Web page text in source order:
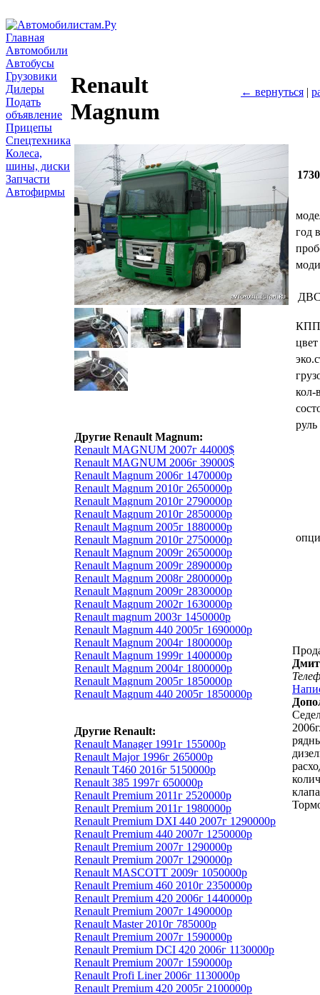
Главная
Автомобили
Автобусы
Грузовики
Дилеры
Подать
объявление
Прицепы
Спецтехника
Колеса,
шины, диски
Запчасти
Автофирмы
Renault
Magnum
← вернуться |
Другие Renault Magnum:
Renault MAGNUM 2007г 44000$
Renault MAGNUM 2006г 39000$
Renault Magnum 2006г 1470000р
Renault Magnum 2010г 2650000р
Renault Magnum 2010г 2790000р
Renault Magnum 2010г 2850000р
Renault Magnum 2005г 1880000р
Renault Magnum 2010г 2750000р
Renault Magnum 2009г 2650000р
Renault Magnum 2009г 2890000р
Renault Magnum 2008г 2800000р
Renault Magnum 2009г 2830000р
Renault Magnum 2002г 1630000р
Renault magnum 2003г 1450000р
Renault Magnum 440 2005г 1690000р
Renault Magnum 2004г 1800000р
Renault Magnum 1999г 1400000р
Renault Magnum 2004г 1800000р
Renault Magnum 2005г 1850000р
Renault Magnum 440 2005г 1850000р
Другие Renault:
Renault Manager 1991г 155000р
Renault Major 1996г 265000р
Renault T460 2016г 5150000р
Renault 385 1997г 650000р
Renault Premium 2011г 2520000р
Renault Premium 2011г 1980000р
Renault Premium DXI 440 2007г 1290000р
Renault Premium 440 2007г 1250000р
Renault Premium 2007г 1290000р
Renault Premium 2007г 1290000р
Renault MASCOTT 2009г 1050000р
Renault Premium 460 2010г 2350000р
Renault Premium 420 2006г 1440000р
Renault Premium 2007г 1490000р
Renault Master 2010г 785000р
Renault Premium 2007г 1590000р
Renault Premium DCI 420 2006г 1130000р
Renault Premium 2007г 1590000р
Renault Profi Liner 2006г 1130000р
Renault Premium 420 2005г 2100000р
год
КПП
цвет
кол-
руль